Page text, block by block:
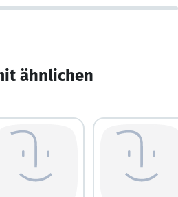
ähnlichen